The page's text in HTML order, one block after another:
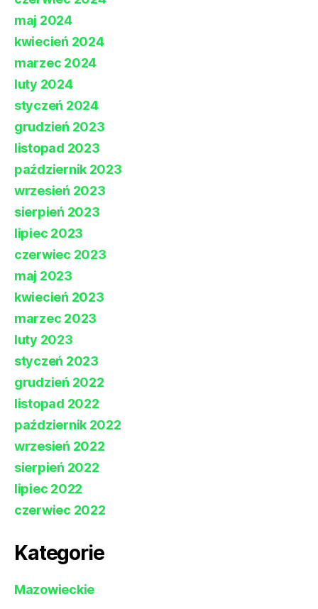
maj 2024
kwiecień 2024
marzec 2024
luty 2024
styczeń 2024
grudzień 2023
listopad 2023
październik 2023
wrzesień 2023
sierpień 2023
lipiec 2023
czerwiec 2023
maj 2023
kwiecień 2023
marzec 2023
luty 2023
styczeń 2023
grudzień 2022
listopad 2022
październik 2022
wrzesień 2022
sierpień 2022
lipiec 2022
czerwiec 2022
Kategorie
Mazowieckie